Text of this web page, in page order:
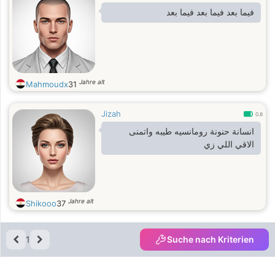
فيما بعد فيما بعد فيما بعد
Mahmoudx31 Jahre alt
Jizah 0.8
انسانة حنونة رومانسيه طيبه واتمنى
الاقي اللي زي
Shikooo37 Jahre alt
1 Suche nach Kriterien